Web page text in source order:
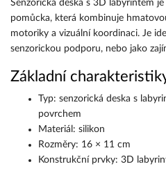
Senzorická deska s 3D labyrintem
pomůcka, která kombinuje
motoriky a vizuální koordinaci. Je
senzorickou podporu, nebo jako
Základní
Typ: senzorická deska s
povrchem
Materiál: silikon
Rozměry: 16 × 11 cm
Konstrukční prvky: 3D